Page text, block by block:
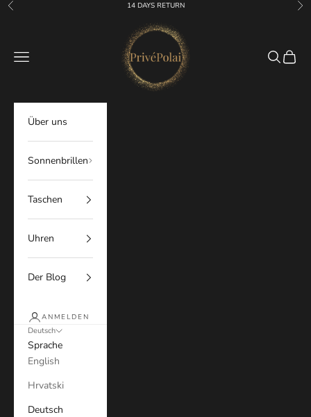
Zum Inhalt springen
Zurück 14 DAYS RETURN Vor
PrivePolai
Menü Suchen
Über uns
Sonnenbrillen
Taschen
Uhren
Der Blog
ANMELDEN
Deutsch
Sprache
English
Hrvatski
Deutsch